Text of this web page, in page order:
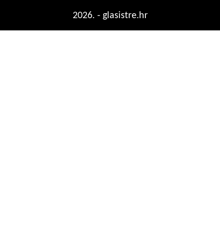
2026. - glasistre.hr